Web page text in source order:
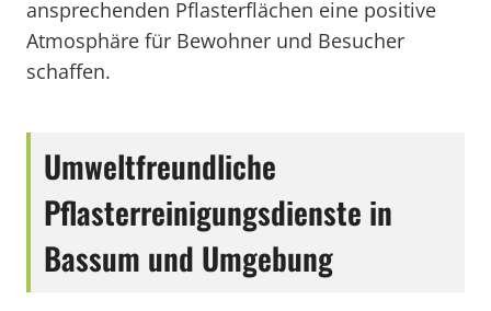
ansprechenden Pflasterflächen eine positive
Atmosphäre für Bewohner und Besucher
schaffen.
Umweltfreundliche
Pflasterreinigungsdienste in
Bassum und Umgebung